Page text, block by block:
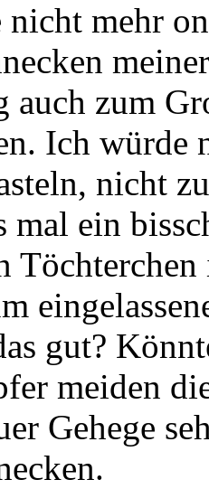
mehr
auch zum
Ich würde
nicht
mal ein
gut?
meiden
Gehege